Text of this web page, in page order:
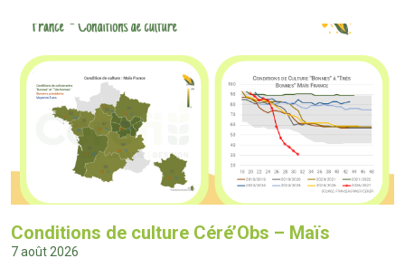
Conditions de culture Céré’Obs – Maïs
7 août 2026